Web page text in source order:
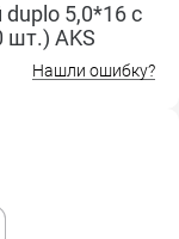
5,0*16 с
шт.) AKS
Нашли ошибку?